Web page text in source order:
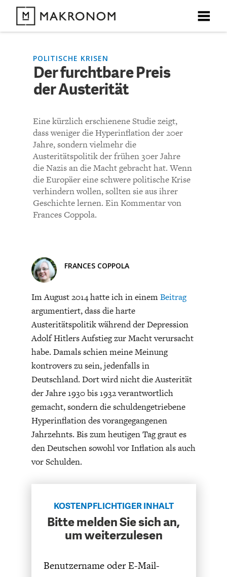
X
DEBATTEN
ARTIKEL
FEATURES
THEMEN
NEWSLETTER
ÜBER UNS
X
Unser kostenloser Newsletter informiert Sie über unsere
neuesten Beiträge.
X
ECONOMISTS FOR FUTURE
INDUSTRIEPOLITIK
X
DEUTSCHLAND
ENERGIE & UMWELT
POLITISCHE KRISEN
Der furchtbare Preis
der Austerität
Eine kürzlich erschienene Studie zeigt,
dass weniger die Hyperinflation der 20er
Jahre, sondern vielmehr die
Austeritätspolitik der frühen 30er Jahre
die Nazis an die Macht gebracht hat. Wenn
die Europäer eine schwere politische Krise
verhindern wollen, sollten sie aus ihrer
Geschichte lernen. Ein Kommentar von
Frances Coppola.
FRANCES COPPOLA
Im August 2014 hatte ich in einemBeitrag
argumentiert, dass die harte
Austeritätspolitik während der Depression
Adolf Hitlers Aufstieg zur Macht verursacht
habe. Damals schien meine Meinung
kontrovers zu sein, jedenfalls in
Deutschland. Dort wird nicht die Austerität
der Jahre 1930 bis 1932 verantwortlich
gemacht, sondern die schuldengetriebene
Hyperinflation des vorangegangenen
Jahrzehnts. Bis zum heutigen Tag graut es
den Deutschen sowohl vor Inflation als auch
vor Schulden.
KOSTENPFLICHTIGER INHALT
Bitte melden Sie sich an,
um weiterzulesen
Benutzername oder E-Mail-
X
KOMMENTARE ZU
Der furchtbare Preis der
KOMMENTIEREN (VIA EMAIL)
Richtlinien
Bisher noch kein Kommentar.